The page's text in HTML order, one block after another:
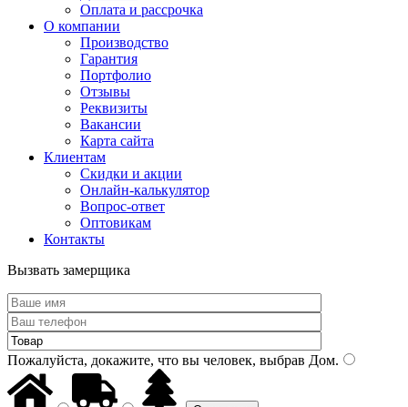
Оплата и рассрочка
О компании
Производство
Гарантия
Портфолио
Отзывы
Реквизиты
Вакансии
Карта сайта
Клиентам
Скидки и акции
Онлайн-калькулятор
Вопрос-ответ
Оптовикам
Контакты
Вызвать замерщика
Пожалуйста, докажите, что вы человек, выбрав Дом.